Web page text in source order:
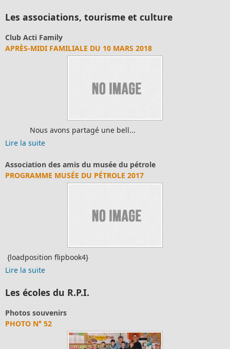
Les associations, tourisme et culture
Club Acti Family
APRÈS-MIDI FAMILIALE DU 10 MARS 2018
Nous avons partagé une bell...
Lire la suite
Association des amis du musée du pétrole
PROGRAMME MUSÉE DU PÉTROLE 2017
{loadposition flipbook4}
Lire la suite
Les écoles du R.P.I.
Photos souvenirs
PHOTO N° 52